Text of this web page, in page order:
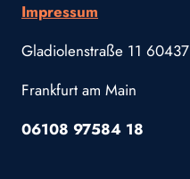
Impressum
Gladiolenstraße 11 60437
Frankfurt am Main
06108 97584 18